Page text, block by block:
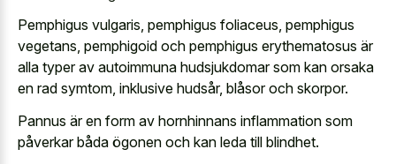
Pemphigus vulgaris, pemphigus foliaceus, pemphigus
vegetans, pemphigoid och pemphigus erythematosus är
alla typer av autoimmuna hudsjukdomar som kan orsaka
en rad symtom, inklusive hudsår, blåsor och skorpor.
Pannus är en form av hornhinnans inflammation som
påverkar båda ögonen och kan leda till blindhet.